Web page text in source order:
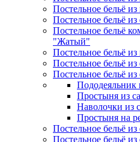
Постельное бельё
Постельное бельё
Постельное бельё
"Жатый"
Постельное бельё
Постельное бельё
Постельное бельё
Пододеяльник
Простыня из
Наволочки из
Простыня на
Постельное бельё
Постельное бельё